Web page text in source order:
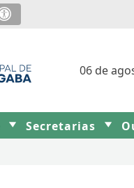
06 de
Secretarias